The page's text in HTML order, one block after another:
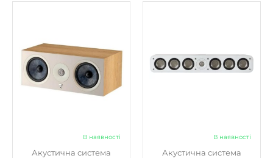
Фазоінвертор немає
В наявності
Акустична система
В наявності
Акустична система